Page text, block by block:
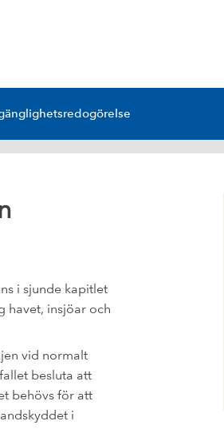
i sjunde kapitlet
havet, insjöar och
vid normalt
besluta att
behövs för att
i